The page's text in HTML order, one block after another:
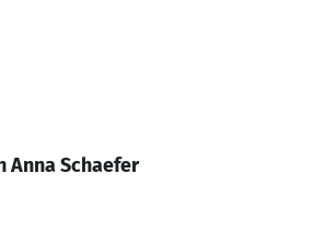
Anna Schaefer